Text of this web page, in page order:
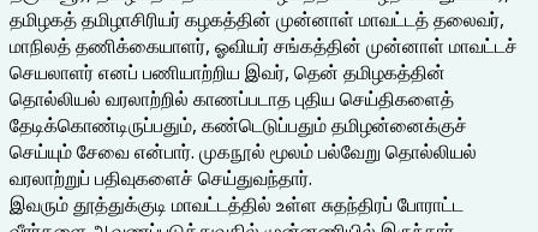
தமிழகத் தமிழாசிரியர் கழகத்தின் முன்னாள் மாவட்டத் தலைவர்,
மாநிலத் தணிக்கையாளர், ஓவியர் சங்கத்தின் முன்னாள் மாவட்டச்
செயலாளர் எனப் பணியாற்றிய இவர், தென் தமிழகத்தின்
தொல்லியல் வரலாற்றில் காணப்படாத புதிய செய்திகளைத்
தேடிக்கொண்டிருப்பதும், கண்டெடுப்பதும் தமிழன்னைக்குச்
செய்யும் சேவை என்பார். முகநூல் மூலம் பல்வேறு தொல்லியல்
வரலாற்றுப் பதிவுகளைச் செய்துவந்தார்.
இவரும் தூத்துக்குடி மாவட்டத்தில் உள்ள சுதந்திரப் போராட்ட